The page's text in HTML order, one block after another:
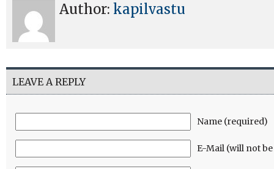
Author: kapilvastu
LEAVE A REPLY
Name (required)
E-Mail (will not